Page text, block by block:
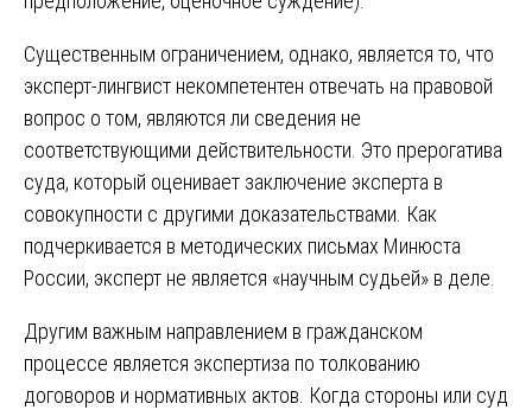
Существенным ограничением, однако, является то, что
эксперт-лингвист некомпетентен отвечать на правовой
вопрос о том, являются ли сведения не
соответствующими действительности. Это прерогатива
суда, который оценивает заключение эксперта в
совокупности с другими доказательствами. Как
подчеркивается в методических письмах Минюста
России, эксперт не является «научным судьей» в деле.
Другим важным направлением в гражданском
процессе является экспертиза по толкованию
договоров и нормативных актов. Когда стороны или суд